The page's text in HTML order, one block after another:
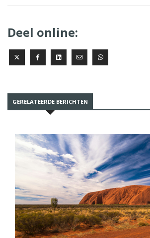
Deel online:
GERELATEERDE BERICHTEN